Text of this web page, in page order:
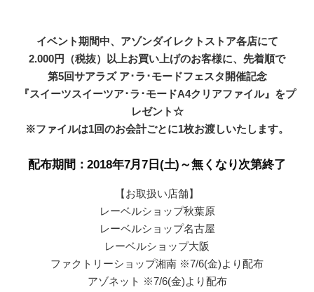
イベント期間中、アゾンダイレクトストア各店にて
2.000円（税抜）以上お買い上げのお客様に、先着順で
第5回サアラズ ア･ラ･モードフェスタ開催記念
『スイーツスイーツア･ラ･モードA4クリアファイル』をプ
レゼント☆
※ファイルは1回のお会計ごとに1枚お渡しいたします。
配布期間：2018年7月7日(土)～無くなり次第終了
【お取扱い店舗】
レーベルショップ秋葉原
レーベルショップ名古屋
レーベルショップ大阪
ファクトリーショップ湘南 ※7/6(金)より配布
アゾネット ※7/6(金)より配布